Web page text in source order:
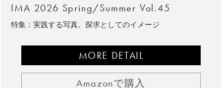
IMA 2026 Spring/Summer Vol.45
特集：実践する写真、探求としてのイメージ
MORE DETAIL
Amazonで購入